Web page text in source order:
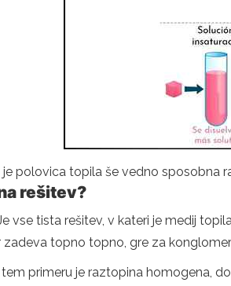
je polovica topila še vedno sposobna
rešitev?
vse tista rešitev, v kateri je medij
zadeva topno topno, gre za
primeru je raztopina homogena,